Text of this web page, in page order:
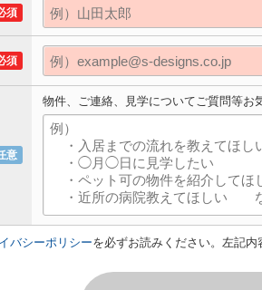
須
須
意
物件、ご連絡、見学についてご質問等お
バシーポリシーを必ずお読みください。左記内